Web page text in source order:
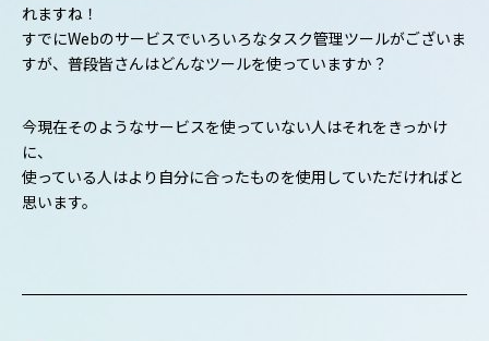
れますね！
すでにWebのサービスでいろいろなタスク管理ツールがございま
すが、普段皆さんはどんなツールを使っていますか？
今現在そのようなサービスを使っていない人はそれをきっかけ
に、
使っている人はより自分に合ったものを使用していただければと
思います。